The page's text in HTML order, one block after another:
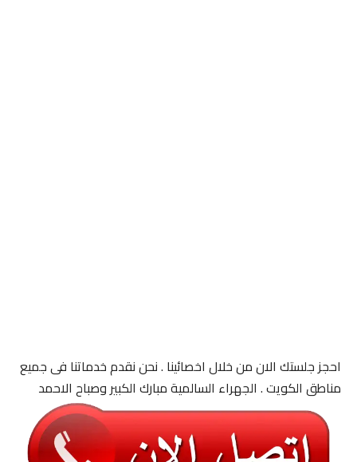
احجز جلستك الان من خلال اخصائينا . نحن نقدم خدماتنا فى جميع
مناطق الكويت . الجهراء السالمية مبارك الكبير وصباح الاحمد